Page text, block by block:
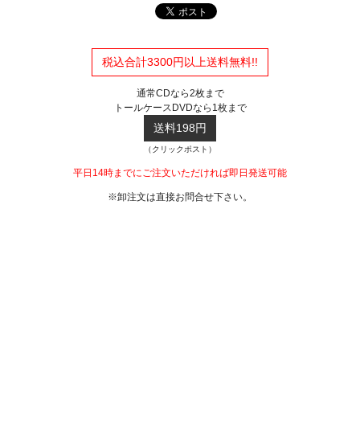
税込合計3300円以上送料無料!!
通常CDなら2枚まで
トールケースDVDなら1枚まで
送料198円
（クリックポスト）
平日14時までにご注文いただければ即日発送可能
※卸注文は直接お問合せ下さい。